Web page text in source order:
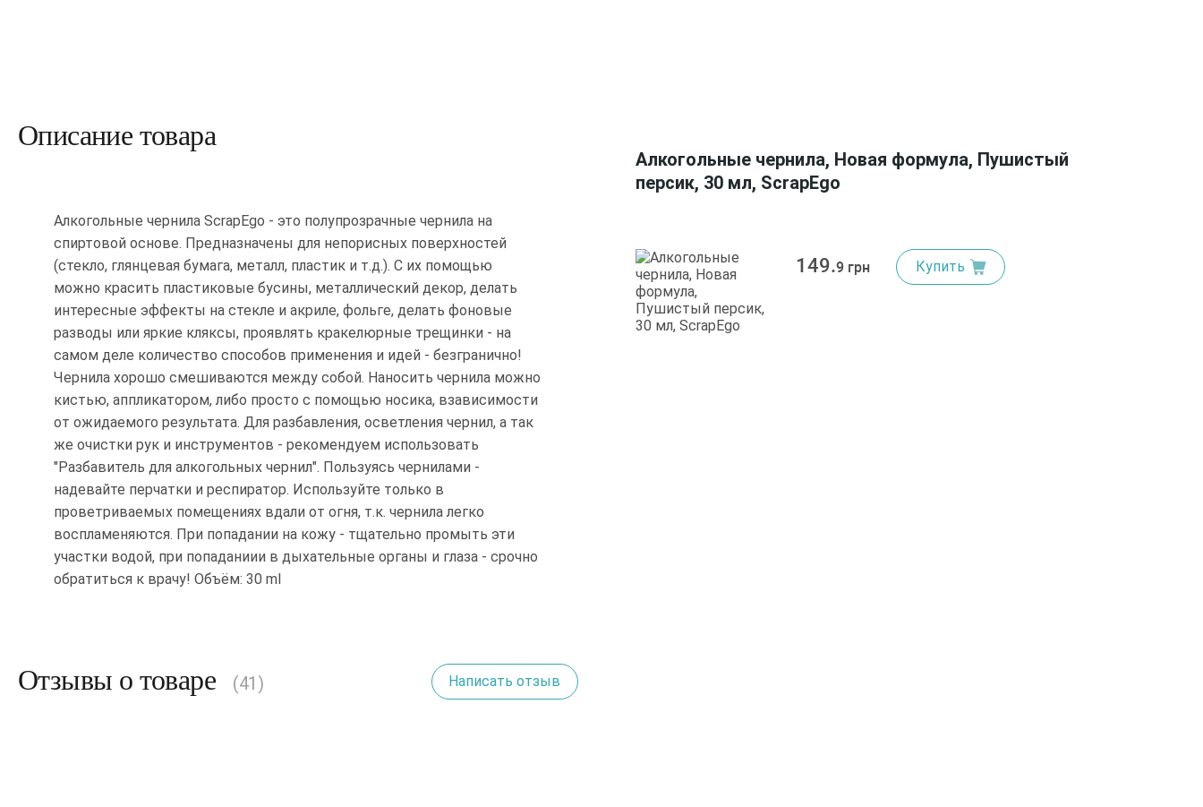
Описание товара
Алкогольные чернила ScrapEgo - это полупрозрачные чернила на
спиртовой основе. Предназначены для непорисных поверхностей
(стекло, глянцевая бумага, металл, пластик и т.д.). С их помощью
можно красить пластиковые бусины, металлический декор, делать
интересные эффекты на стекле и акриле, фольге, делать фоновые
разводы или яркие кляксы, проявлять кракелюрные трещинки - на
самом деле количество способов применения и идей - безгранично!
Чернила хорошо смешиваются между собой. Наносить чернила можно
кистью, аппликатором, либо просто с помощью носика, взависимости
от ожидаемого результата. Для разбавления, осветления чернил, а так
же очистки рук и инструментов - рекомендуем использовать
"Разбавитель для алкогольных чернил". Пользуясь чернилами -
надевайте перчатки и респиратор. Используйте только в
проветриваемых помещениях вдали от огня, т.к. чернила легко
воспламеняются. При попадании на кожу - тщательно промыть эти
участки водой, при попаданиии в дыхательные органы и глаза - срочно
обратиться к врачу! Объём: 30 ml
Отзывы о товаре (41) Написать отзыв
Алкогольные чернила, Новая формула, Пушистый
персик, 30 мл, ScrapEgo
149.9 грн Купить